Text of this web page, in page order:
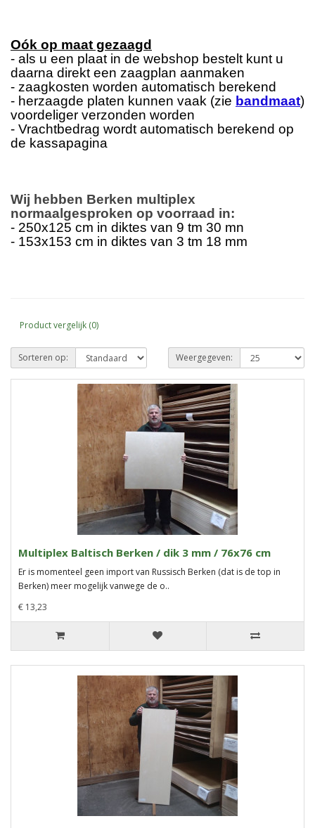
Oók op maat gezaagd
- als u een plaat in de webshop bestelt kunt u
daarna direkt een zaagplan aanmaken
- zaagkosten worden automatisch berekend
- herzaagde platen kunnen vaak (zie bandmaat)
voordeliger verzonden worden
- Vrachtbedrag wordt automatisch berekend op
de kassapagina
Wij hebben Berken multiplex
normaalgesproken op voorraad in:
- 250x125 cm in diktes van 9 tm 30 mn
- 153x153 cm in diktes van 3 tm 18 mm
Product vergelijk (0)
Sorteren op: Weergegeven:
Multiplex Baltisch Berken / dik 3 mm / 76x76 cm
Er is momenteel geen import van Russisch Berken (dat is de top in
Berken) meer mogelijk vanwege de o..
€ 13,23